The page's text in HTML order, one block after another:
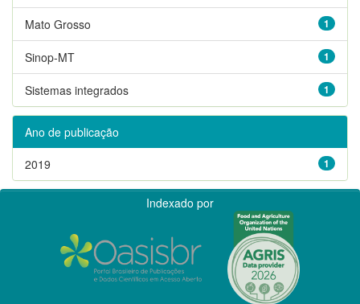
1
Mato Grosso
1
Sinop-MT
1
Sistemas integrados
Ano de publicação
1
2019
Indexado por